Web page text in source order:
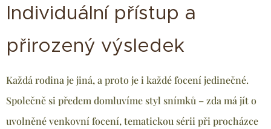
Individuální přístup a
přirozený výsledek
Každá rodina je jiná, a proto je i každé focení jedinečné.
Společně si předem domluvíme styl snímků – zda má jít o
uvolněné venkovní focení, tematickou sérii při procházce